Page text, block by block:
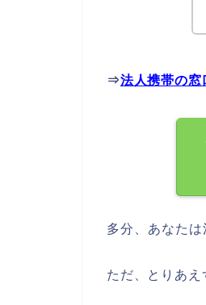
⇒法人携帯の窓
多分、あなた
ただ、とりあえ